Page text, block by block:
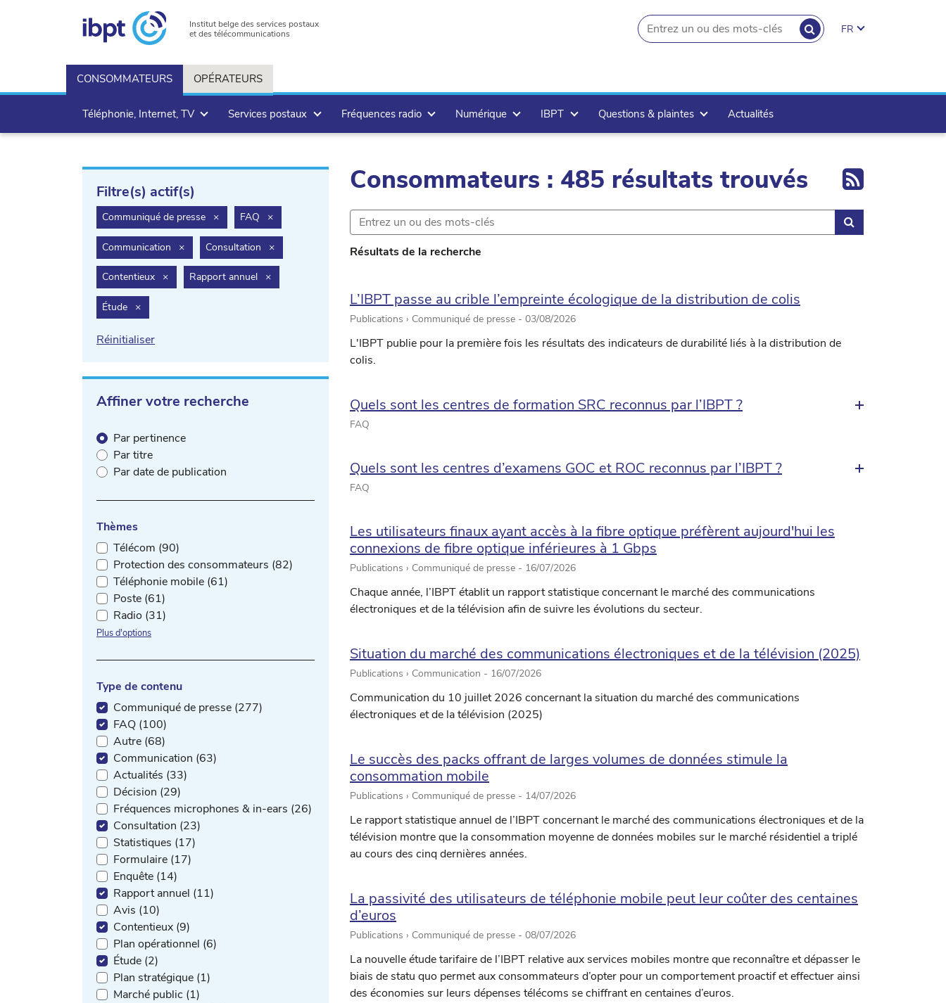
Institut belge des services postaux
et des télécommunications
RECHERCHER
search.button
FR
CONSOMMATEURS OPÉRATEURS
Téléphonie, Internet, TV Services postaux Fréquences radio Numérique IBPT Questions & plaintes Actualités
Filtre(s) actif(s)
Communiqué de presse ×filter.delete
FAQ ×filter.delete
Communication ×filter.deleteConsultation ×filter.delete
Contentieux ×filter.deleteRapport annuel ×filter.delete
Étude ×filter.delete
Réinitialiser
Affiner votre recherche
Par pertinence
Par titre
Par date de publication
Thèmes
Télécom (90)
Protection des consommateurs (82)
Téléphonie mobile (61)
Poste (61)
Radio (31)
Plus d'options
Type de contenu
Communiqué de presse (277)
FAQ (100)
Autre (68)
Communication (63)
Actualités (33)
Décision (29)
Fréquences microphones & in-ears (26)
Consultation (23)
Statistiques (17)
Formulaire (17)
Enquête (14)
Rapport annuel (11)
Avis (10)
Contentieux (9)
Plan opérationnel (6)
Étude (2)
Plan stratégique (1)
Marché public (1)
Consommateurs : 485 résultats trouvés Export
Résultats de la recherche
L’IBPT passe au crible l’empreinte écologique de la distribution de colis
Publications › Communiqué de presse - 03/08/2026
L'IBPT publie pour la première fois les résultats des indicateurs de durabilité liés à la distribution de
colis.
Quels sont les centres de formation SRC reconnus par l’IBPT ?
FAQ
Quels sont les centres d’examens GOC et ROC reconnus par l’IBPT ?
FAQ
Les utilisateurs finaux ayant accès à la fibre optique préfèrent aujourd'hui les
connexions de fibre optique inférieures à 1 Gbps
Publications › Communiqué de presse - 16/07/2026
Chaque année, l’IBPT établit un rapport statistique concernant le marché des communications
électroniques et de la télévision afin de suivre les évolutions du secteur.
Situation du marché des communications électroniques et de la télévision (2025)
Publications › Communication - 16/07/2026
Communication du 10 juillet 2026 concernant la situation du marché des communications
électroniques et de la télévision (2025)
Le succès des packs offrant de larges volumes de données stimule la
consommation mobile
Publications › Communiqué de presse - 14/07/2026
Le rapport statistique annuel de l’IBPT concernant le marché des communications électroniques et de la
télévision montre que la consommation moyenne de données mobiles sur le marché résidentiel a triplé
au cours des cinq dernières années.
La passivité des utilisateurs de téléphonie mobile peut leur coûter des centaines
d’euros
Publications › Communiqué de presse - 08/07/2026
La nouvelle étude tarifaire de l’IBPT relative aux services mobiles montre que reconnaître et dépasser le
biais de statu quo permet aux consommateurs d’opter pour un comportement proactif et effectuer ainsi
des économies sur leurs dépenses télécoms se chiffrant en centaines d’euros.